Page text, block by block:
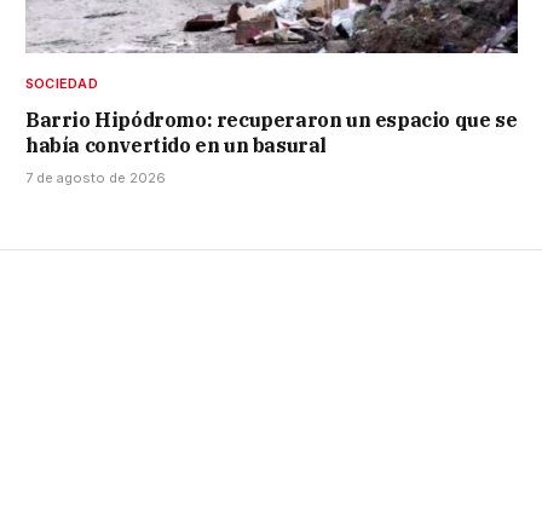
SOCIEDAD
Barrio Hipódromo: recuperaron un espacio que se
había convertido en un basural
7 de agosto de 2026